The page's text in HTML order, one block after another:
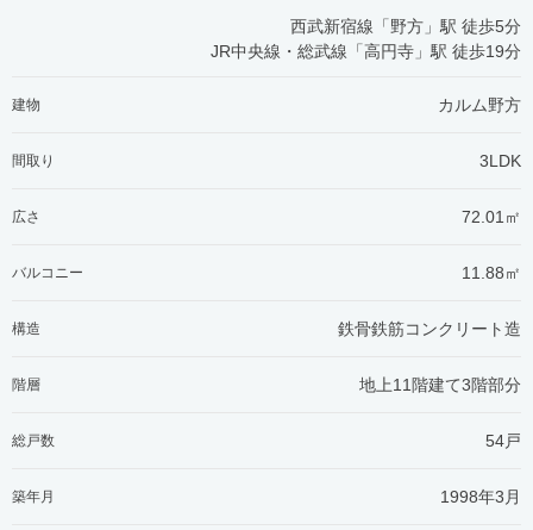
西武新宿線「野方」駅 徒歩5分
JR中央線・総武線「高円寺」駅 徒歩19分
建物 カルム野方
間取り 3LDK
広さ 72.01㎡
バルコニー 11.88㎡
構造 鉄骨鉄筋コンクリート造
階層 地上11階建て3階部分
総戸数 54戸
築年月 1998年3月